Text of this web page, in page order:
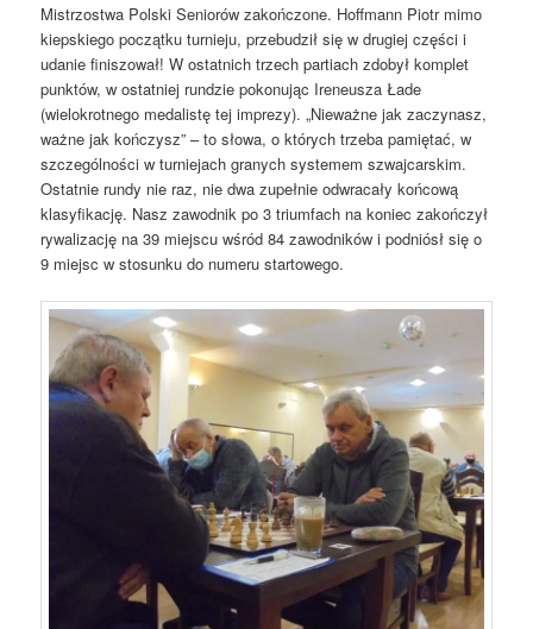
Mistrzostwa Polski Seniorów zakończone. Hoffmann Piotr mimo
kiepskiego początku turnieju, przebudził się w drugiej części i
udanie finiszował! W ostatnich trzech partiach zdobył komplet
punktów, w ostatniej rundzie pokonując Ireneusza Łade
(wielokrotnego medalistę tej imprezy). „Nieważne jak zaczynasz,
ważne jak kończysz” – to słowa, o których trzeba pamiętać, w
szczególności w turniejach granych systemem szwajcarskim.
Ostatnie rundy nie raz, nie dwa zupełnie odwracały końcową
klasyfikację. Nasz zawodnik po 3 triumfach na koniec zakończył
rywalizację na 39 miejscu wśród 84 zawodników i podniósł się o
9 miejsc w stosunku do numeru startowego.